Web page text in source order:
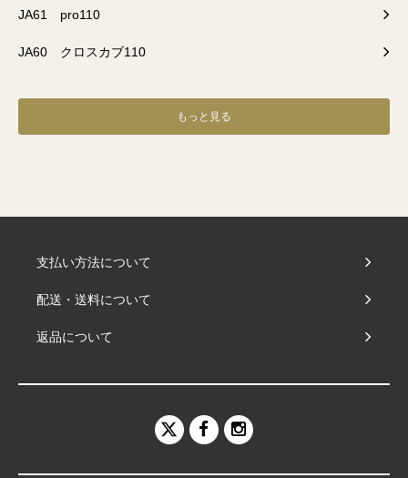
JA61 pro110
JA60 クロスカブ110
もっと見る
支払い方法について
配送・送料について
返品について